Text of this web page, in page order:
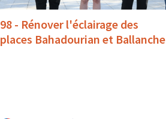
98 - Rénover l'éclairage des
places Bahadourian et Ballanche